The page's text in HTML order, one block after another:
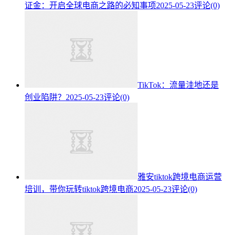
证金：开启全球电商之路的必知事项2025-05-23评论(0)
TikTok：流量洼地还是
创业陷阱？ 2025-05-23评论(0)
雅安tiktok跨境电商运营
培训，带你玩转tiktok跨境电商2025-05-23评论(0)